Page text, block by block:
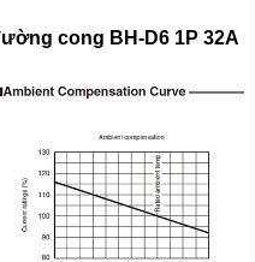
cong BH-D6 1P 32A